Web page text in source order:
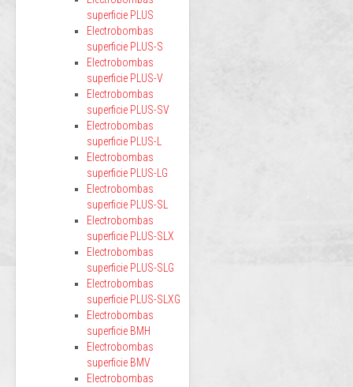
superficie PLUS
Electrobombas
superficie PLUS-S
Electrobombas
superficie PLUS-V
Electrobombas
superficie PLUS-SV
Electrobombas
superficie PLUS-L
Electrobombas
superficie PLUS-LG
Electrobombas
superficie PLUS-SL
Electrobombas
superficie PLUS-SLX
Electrobombas
superficie PLUS-SLG
Electrobombas
superficie PLUS-SLXG
Electrobombas
superficie BMH
Electrobombas
superficie BMV
Electrobombas